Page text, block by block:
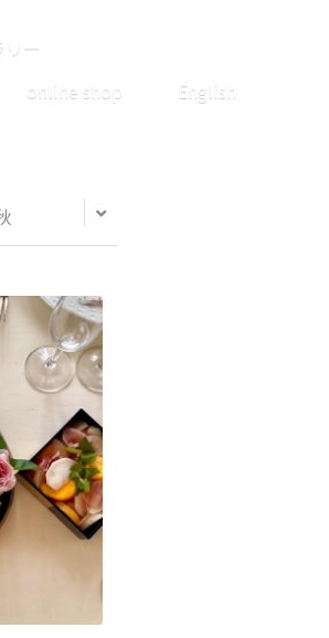
ー
online shop English